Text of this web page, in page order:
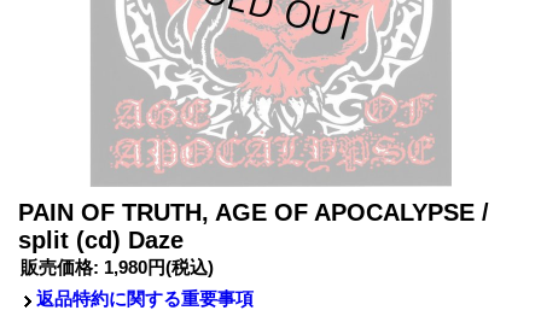
PAIN OF TRUTH, AGE OF APOCALYPSE /
split (cd) Daze
販売価格: 1,980円(税込)
返品特約に関する重要事項